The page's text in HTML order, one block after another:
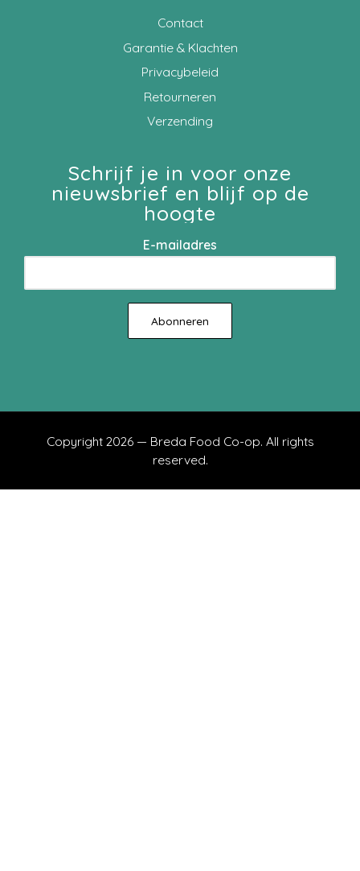
Contact
Garantie & Klachten
Privacybeleid
Retourneren
Verzending
Schrijf je in voor onze
nieuwsbrief en blijf op de
hoogte
E-mailadres
Copyright 2026 — Breda Food Co-op. All rights
reserved.